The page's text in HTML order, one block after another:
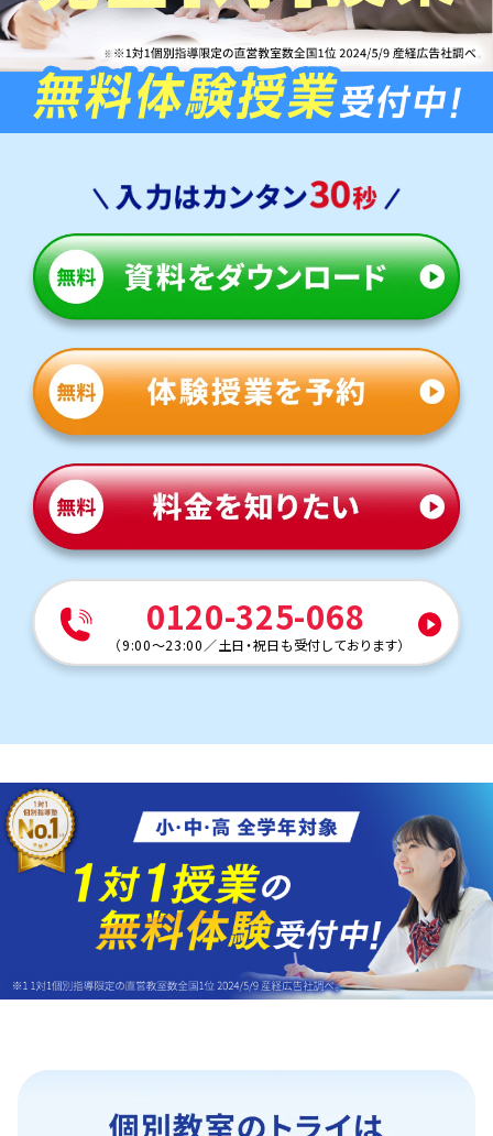
0120-325-068
（9:00～23:00 ／土日・祝日も受付しております）